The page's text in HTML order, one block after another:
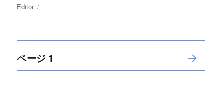
投
Editor
投
ページ 1